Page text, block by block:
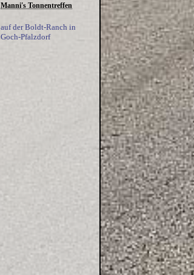
Manni's Tonnentreffen
auf der Boldt-Ranch in
Goch-Pfalzdorf